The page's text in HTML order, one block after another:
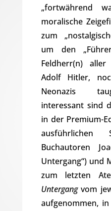
„fortwährend
moralische
zum
um den
Feldherr(n) aller
Adolf Hitler,
Neonazis
interessant sind
in der Premium-
ausführlichen
Buchautoren
Untergang“) und
zum letzten
Untergangvom
aufgenommen,